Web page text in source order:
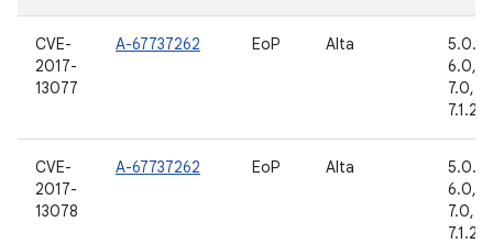
CVE-
2017-
13077
A-67737262 EoP Alta
5.0.2,
6.0,
7.0,
7.1.2,
CVE-
2017-
13078
A-67737262 EoP Alta
5.0.2,
6.0,
7.0,
7.1.2,